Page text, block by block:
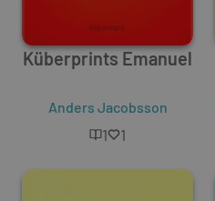
Küberprints Emanuel
Anders Jacobsson
1 1